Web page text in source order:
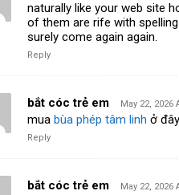
naturally like your web site
of them are rife with
surely come again again.
Reply
bắt cóc trẻ em May 22, 2026
mua bùa phép tâm linh ở
Reply
bắt cóc trẻ em May 22, 2026